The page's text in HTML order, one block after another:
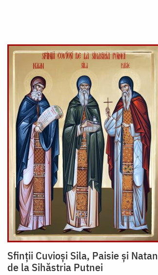
Sfinții Cuvioși Sila, Paisie și Natan
de la Sihăstria Putnei